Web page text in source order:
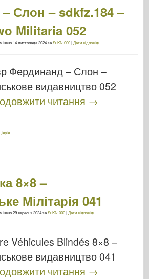
Слон – sdkfz.184 –
Militaria 052
14 листопада 2024заSdKfz.000| Дати відповідь
Фердинанд – Слон –
видавництво 052
читання →
8×8 –
Мілітарія 041
29 вересня 2024заSdKfz.000| Дати відповідь
Véhicules Blindés 8×8 –
видавництво 041
читання →